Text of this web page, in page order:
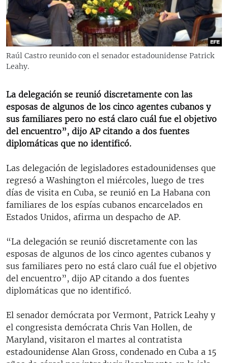
RADIO MARTÍ
ESPECIALES
ESPECIALES
LA REALIDAD DE LA VIVIENDA EN CUBA
KENTU-CUBANO
LOS SANTOS DE HIALEAH
DESINFORMACIÓN RUSA EN AMÉRICA LATINA
MULTIMEDIA
EDITORIALES
SÍGUENOS
Raúl Castro reunido con el senador estadounidense Patrick
Leahy.
La delegación se reunió discretamente con las
esposas de algunos de los cinco agentes cubanos y
sus familiares pero no está claro cuál fue el objetivo
del encuentro”, dijo AP citando a dos fuentes
diplomáticas que no identificó.
Las delegación de legisladores estadounidenses que
regresó a Washington el miércoles, luego de tres
días de visita en Cuba, se reunió en La Habana con
familiares de los espías cubanos encarcelados en
Estados Unidos, afirma un despacho de AP.
“La delegación se reunió discretamente con las
esposas de algunos de los cinco agentes cubanos y
sus familiares pero no está claro cuál fue el objetivo
del encuentro”, dijo AP citando a dos fuentes
diplomáticas que no identificó.
El senador demócrata por Vermont, Patrick Leahy y
el congresista demócrata Chris Van Hollen, de
Maryland, visitaron el martes al contratista
estadounidense Alan Gross, condenado en Cuba a 15